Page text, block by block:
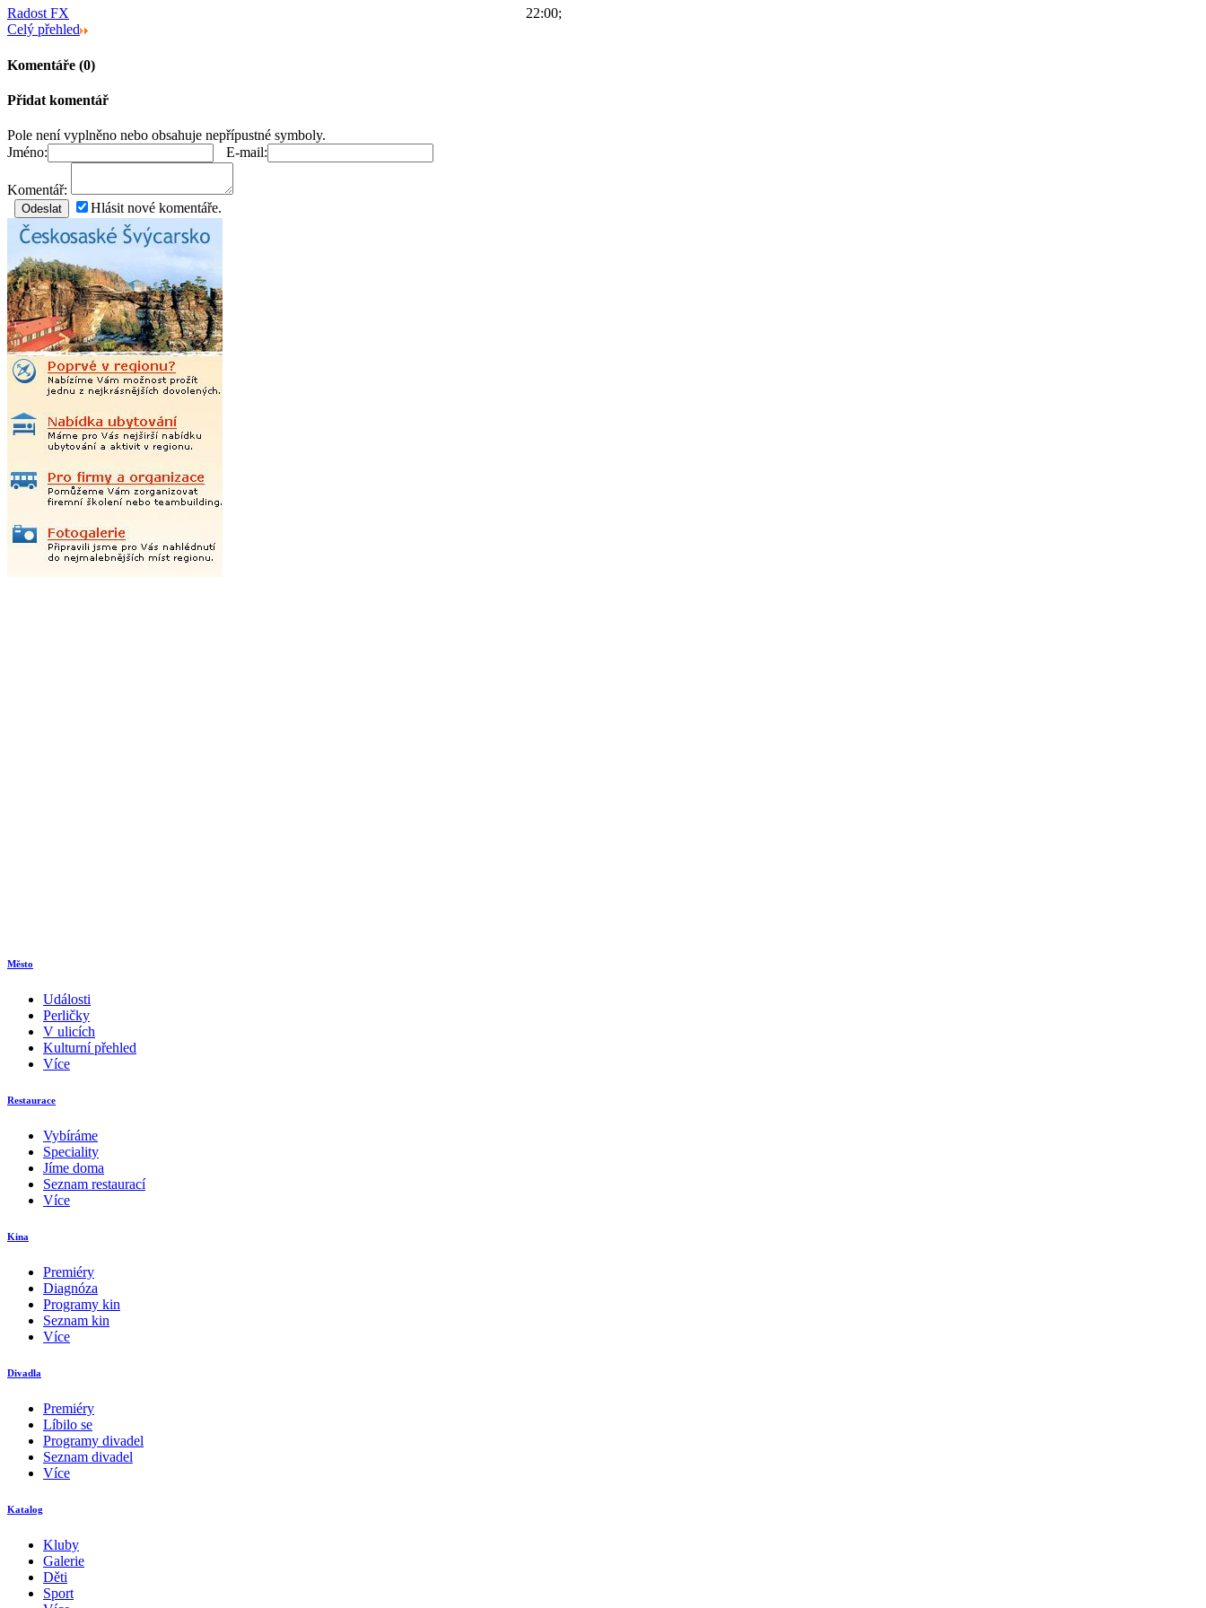
Radost FX
22:00;
Celý přehled
Komentáře (0)
Přidat komentář
Pole není vyplněno nebo obsahuje nepřípustné symboly.
Jméno:
E-mail:
Komentář:
Hlásit nové komentáře.
Město
Události
Perličky
V ulicích
Kulturní přehled
Více
Restaurace
Vybíráme
Speciality
Jíme doma
Seznam restaurací
Více
Kina
Premiéry
Diagnóza
Programy kin
Seznam kin
Více
Divadla
Premiéry
Líbilo se
Programy divadel
Seznam divadel
Více
Katalog
Kluby
Galerie
Děti
Sport